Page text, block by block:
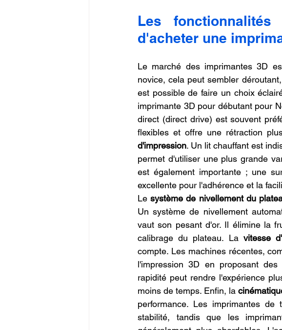
Les
d'acheter une
Le marché des imprimantes 3D
novice, cela peut sembler
est possible de faire un choix
imprimante 3D pour débutant pour
direct (direct drive) est souvent
flexibles et offre une rétraction
d'impression. Un lit chauffant est
permet d'utiliser une plus grande
est également importante ; une
excellente pour l'adhérence et la
Le système de nivellement du
Un système de nivellement
vaut son pesant d'or. Il élimine la
calibrage du plateau. La vitesse
compte. Les machines récentes,
l'impression 3D en proposant
rapidité peut rendre l'expérience
moins de temps. Enfin, la
performance. Les imprimantes
stabilité, tandis que les